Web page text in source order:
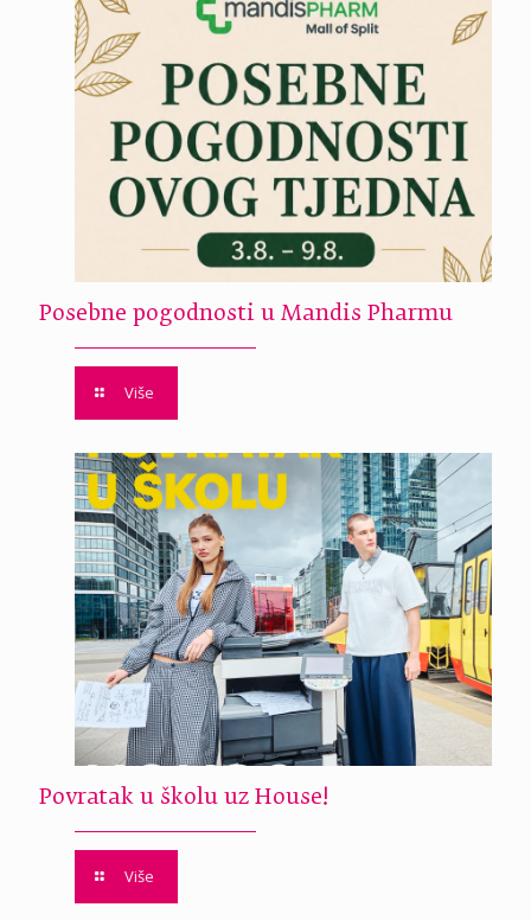
Posebne pogodnosti u Mandis Pharmu
Više
Povratak u školu uz House!
Više